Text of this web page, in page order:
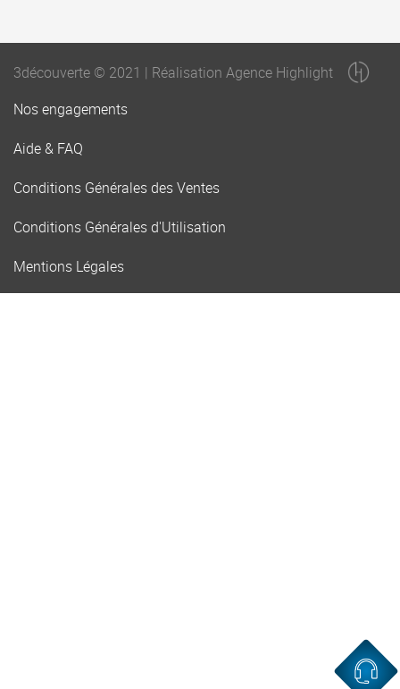
3découverte © 2021 | Réalisation Agence Highlight
Nos engagements
Aide & FAQ
Conditions Générales des Ventes
Conditions Générales d'Utilisation
Mentions Légales